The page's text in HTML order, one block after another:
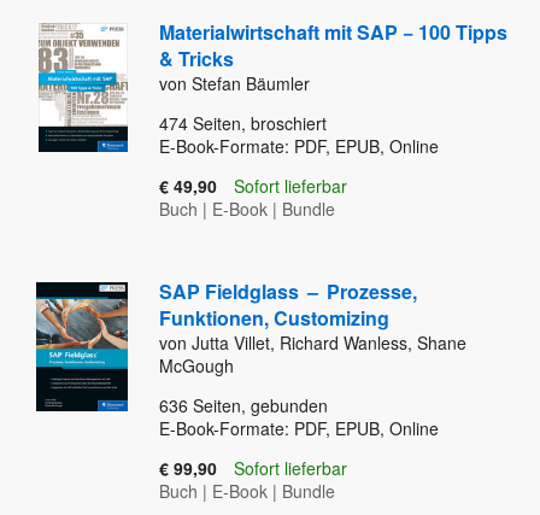
Materialwirtschaft mit SAP − 100 Tipps
& Tricks
von Stefan Bäumler
474 Seiten, broschiert
E-Book-Formate: PDF, EPUB, Online
€ 49,90
Sofort lieferbar
Buch | E-Book | Bundle
SAP Fieldglass – Prozesse,
Funktionen, Customizing
von Jutta Villet, Richard Wanless, Shane
McGough
636 Seiten, gebunden
E-Book-Formate: PDF, EPUB, Online
€ 99,90
Sofort lieferbar
Buch | E-Book | Bundle